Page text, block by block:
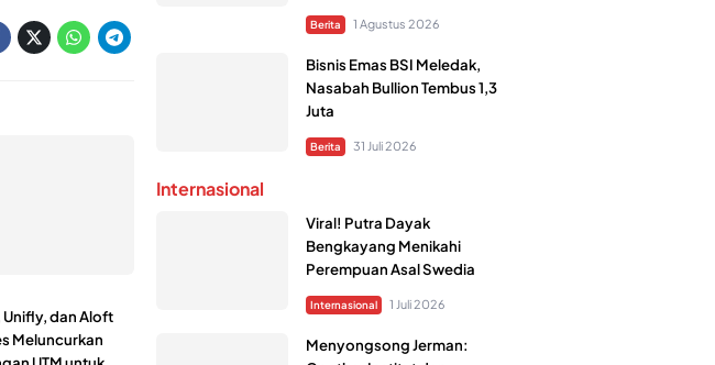
Unifly, dan Aloft
Meluncurkan
Berita 1 Agustus 2026
Bisnis Emas BSI Meledak,
Nasabah Bullion Tembus 1,3
Juta
Berita 31 Juli 2026
Internasional
Viral! Putra Dayak
Bengkayang Menikahi
Perempuan Asal Swedia
Internasional 1 Juli 2026
Menyongsong Jerman: